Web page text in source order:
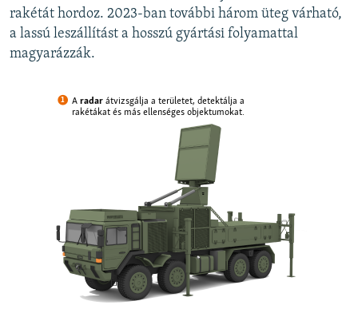
rakétát hordoz. 2023-ban további három üteg várható,
a lassú leszállítást a hosszú gyártási folyamattal
magyarázzák.